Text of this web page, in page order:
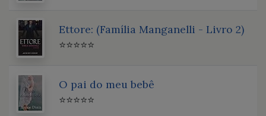
Ettore: (Família Manganelli - Livro 2)
⭐⭐⭐⭐⭐
O pai do meu bebê
⭐⭐⭐⭐⭐